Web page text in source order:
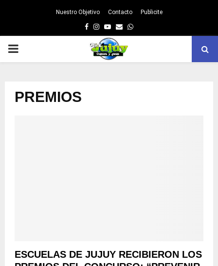
Nuestro Objetivo Contacto Publicite
Facebook
Instagram
Youtube
EmailWhatsapp
PRIMARY
PREMIOS
ESCUELAS DE JUJUY RECIBIERON LOS